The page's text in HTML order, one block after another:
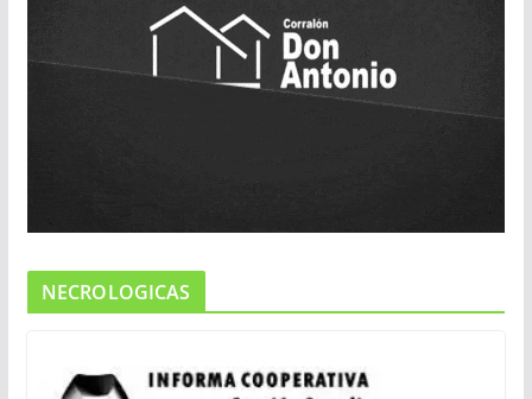
NECROLOGICAS